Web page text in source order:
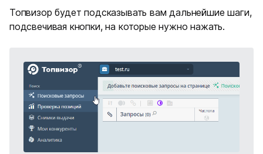
Топвизор будет подсказывать вам дальнейшие шаги,
подсвечивая кнопки, на которые нужно нажать.